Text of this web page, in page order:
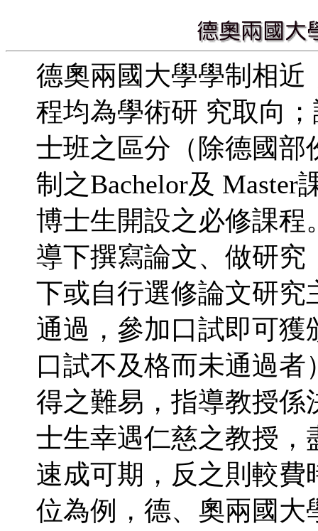
德奧兩國大學學制相近
程均為學術研 究取向
士班之區分（除德國部
制之Bachelor及 Master
博士生開設之必修課程
導下撰寫論文、做研究
下或自行選修論文研究
通過，參加口試即可獲
口試不及格而未通過
得之難易，指導教授係
士生幸遇仁慈之教授，
速成可期，反之則較費
位為例，德、奧兩國大